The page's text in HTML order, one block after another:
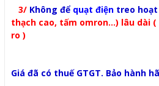
3/ Không để quạt điện treo
thạch cao, tấm omron...) lâu dài
ro )
Giá đã có thuế GTGT. Bảo hành